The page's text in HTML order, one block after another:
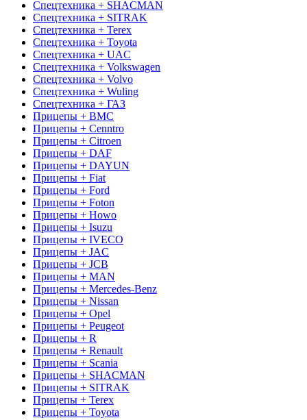
Спецтехника + SHACMAN
Спецтехника + SITRAK
Спецтехника + Terex
Спецтехника + Toyota
Спецтехника + UAC
Спецтехника + Volkswagen
Спецтехника + Volvo
Спецтехника + Wuling
Спецтехника + ГАЗ
Прицепы + BMC
Прицепы + Cenntro
Прицепы + Citroen
Прицепы + DAF
Прицепы + DAYUN
Прицепы + Fiat
Прицепы + Ford
Прицепы + Foton
Прицепы + Howo
Прицепы + Isuzu
Прицепы + IVECO
Прицепы + JAC
Прицепы + JCB
Прицепы + MAN
Прицепы + Mercedes-Benz
Прицепы + Nissan
Прицепы + Opel
Прицепы + Peugeot
Прицепы + R
Прицепы + Renault
Прицепы + Scania
Прицепы + SHACMAN
Прицепы + SITRAK
Прицепы + Terex
Прицепы + Toyota